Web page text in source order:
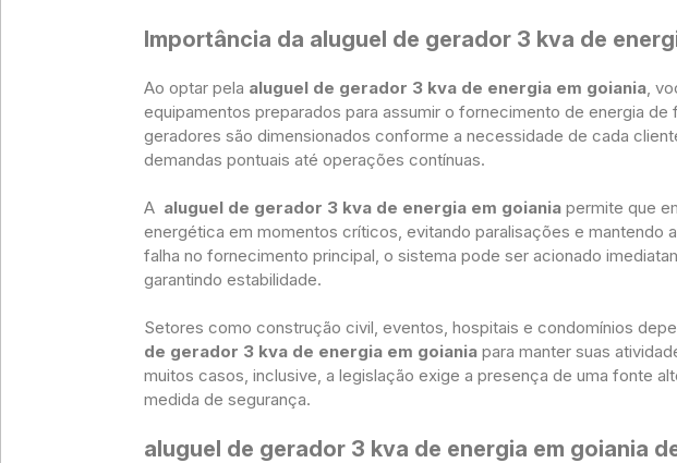
Importância da aluguel de gerador 3 kva de
Ao optar pela aluguel de gerador 3 kva de energia em goiania,
equipamentos preparados para assumir o fornecimento de energia de
geradores são dimensionados conforme a necessidade de cada
demandas pontuais até operações contínuas.
A aluguel de gerador 3 kva de energia em goiania permite que
energética em momentos críticos, evitando paralisações e mantendo
falha no fornecimento principal, o sistema pode ser acionado
garantindo estabilidade.
Setores como construção civil, eventos, hospitais e condomínios
de gerador 3 kva de energia em goiania para manter suas
muitos casos, inclusive, a legislação exige a presença de uma fonte
medida de segurança.
aluguel de gerador 3 kva de energia em goiania